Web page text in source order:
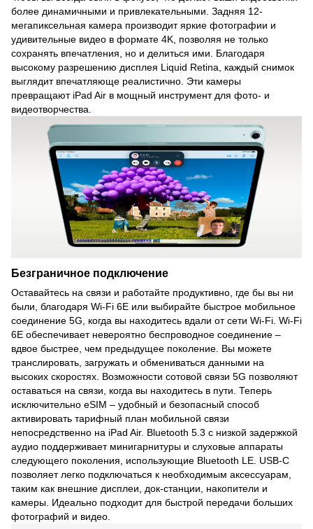
более динамичными и привлекательными. Задняя 12-
мегапиксельная камера производит яркие фотографии и
удивительные видео в формате 4K, позволяя не только
сохранять впечатления, но и делиться ими. Благодаря
высокому разрешению дисплея Liquid Retina, каждый снимок
выглядит впечатляюще реалистично. Эти камеры
превращают iPad Air в мощный инструмент для фото- и
видеотворчества.
Безграничное подключение
Оставайтесь на связи и работайте продуктивно, где бы вы ни
были, благодаря Wi-Fi 6E или выбирайте быстрое мобильное
соединение 5G, когда вы находитесь вдали от сети Wi-Fi. Wi-Fi
6E обеспечивает невероятно беспроводное соединение –
вдвое быстрее, чем предыдущее поколение. Вы можете
транслировать, загружать и обмениваться данными на
высоких скоростях. Возможности сотовой связи 5G позволяют
оставаться на связи, когда вы находитесь в пути. Теперь
исключительно eSIM – удобный и безопасный способ
активировать тарифный план мобильной связи
непосредственно на iPad Air. Bluetooth 5.3 с низкой задержкой
аудио поддерживает минигарнитуры и слуховые аппараты
следующего поколения, использующие Bluetooth LE. USB-C
позволяет легко подключаться к необходимым аксессуарам,
таким как внешние дисплеи, док-станции, накопители и
камеры. Идеально подходит для быстрой передачи больших
фотографий и видео.